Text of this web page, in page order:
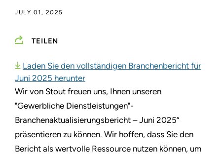
JULY 01, 2025
TEILEN
Laden Sie den vollständigen Branchenbericht für
Juni 2025 herunter
Wir von Stout freuen uns, Ihnen unseren
"Gewerbliche Dienstleistungen"-
Branchenaktualisierungsbericht – Juni 2025”
präsentieren zu können. Wir hoffen, dass Sie den
Bericht als wertvolle Ressource nutzen können, um